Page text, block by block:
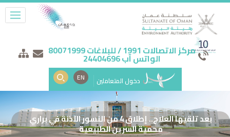
مركز الاتصالات 1991 / للبلاغات 80071999
الواتس آب 24404696
دخول المتعاملين EN
بعد تلقيها العلاج.. إطلاق 4 من النسور الآذنة في براري
محمية السرين الطبيعية